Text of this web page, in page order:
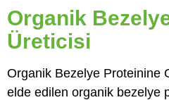
Organik
Üreticisi
Organik Bezelye Proteinine
elde edilen organik bezelye